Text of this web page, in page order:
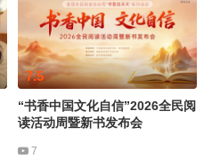
7.5
“书香中国文化自信”2026全民阅
读活动周暨新书发布会
7